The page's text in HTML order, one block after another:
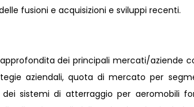
fusioni e acquisizioni e sviluppi recenti.
dei principali mercati/aziende
aziendali, quota di mercato per
sistemi di atterraggio per aeromobili